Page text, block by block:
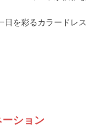
日を彩るカラードレス
ション